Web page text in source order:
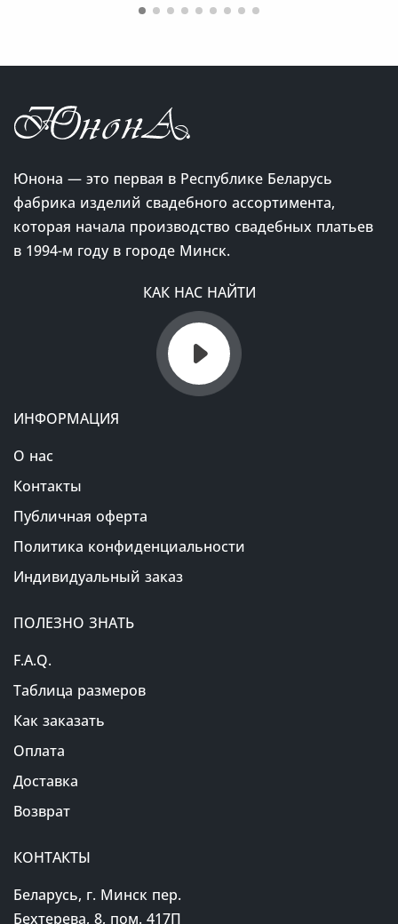
Юнона — это первая в Республике Беларусь
фабрика изделий свадебного ассортимента,
которая начала производство свадебных платьев
в 1994-м году в городе Минск.
КАК НАС НАЙТИ
ИНФОРМАЦИЯ
О нас
Контакты
Публичная оферта
Политика конфиденциальности
Индивидуальный заказ
ПОЛЕЗНО ЗНАТЬ
F.A.Q.
Таблица размеров
Как заказать
Оплата
Доставка
Возврат
КОНТАКТЫ
Беларусь, г. Минск пер.
Бехтерева, 8, пом. 417П